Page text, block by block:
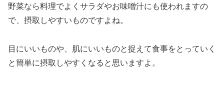
野菜なら料理でよくサラダやお味噌汁にも使われますの
で、摂取しやすいものですよね。
目にいいものや、肌にいいものと捉えて食事をとっていく
と簡単に摂取しやすくなると思いますよ。